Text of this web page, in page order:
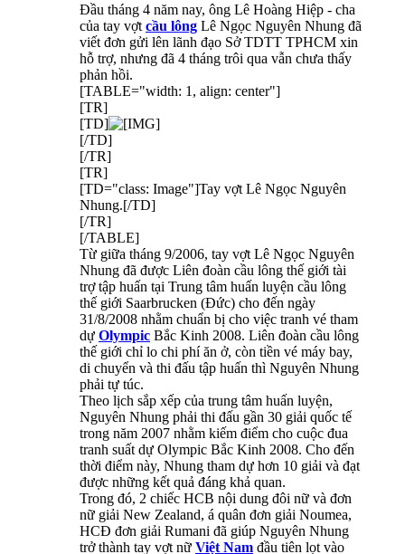
Đầu tháng 4 năm nay, ông Lê Hoàng Hiệp - cha
của tay vợt cầu lông Lê Ngọc Nguyên Nhung đã
viết đơn gửi lên lãnh đạo Sở TDTT TPHCM xin
hỗ trợ, nhưng đã 4 tháng trôi qua vẫn chưa thấy
phản hồi. ​
[TABLE="width: 1, align: center"]
[TR]
[TD]
[/TD]
[/TR]
[TR]
[TD="class: Image"]Tay vợt Lê Ngọc Nguyên
Nhung.[/TD]
[/TR]
[/TABLE]
Từ giữa tháng 9/2006, tay vợt Lê Ngọc Nguyên
Nhung đã được Liên đoàn cầu lông thế giới tài
trợ tập huấn tại Trung tâm huấn luyện cầu lông
thế giới Saarbrucken (Đức) cho đến ngày
31/8/2008 nhằm chuẩn bị cho việc tranh vé tham
dự Olympic Bắc Kinh 2008. Liên đoàn cầu lông
thế giới chỉ lo chi phí ăn ở, còn tiền vé máy bay,
di chuyển và thi đấu tập huấn thì Nguyên Nhung
phải tự túc. ​
Theo lịch sắp xếp của trung tâm huấn luyện,
Nguyên Nhung phải thi đấu gần 30 giải quốc tế
trong năm 2007 nhằm kiếm điểm cho cuộc đua
tranh suất dự Olympic Bắc Kinh 2008. Cho đến
thời điểm này, Nhung tham dự hơn 10 giải và đạt
được những kết quả đáng khả quan. ​
Trong đó, 2 chiếc HCB nội dung đôi nữ và đơn
nữ giải New Zealand, á quân đơn giải Noumea,
HCĐ đơn giải Rumani đã giúp Nguyên Nhung
trở thành tay vợt nữ Việt Nam đầu tiên lọt vào